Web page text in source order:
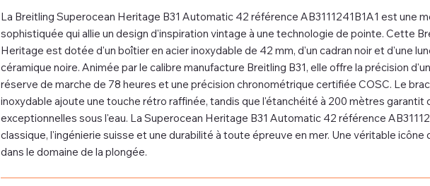
La Breitling Superocean Heritage B31 Automatic 42 référence AB3111241B1A1 est une
sophistiquée qui allie un design d'inspiration vintage à une technologie de pointe. Cette
Heritage est dotée d'un boîtier en acier inoxydable de 42 mm, d'un cadran noir et d'une
céramique noire. Animée par le calibre manufacture Breitling B31, elle offre la précision
réserve de marche de 78 heures et une précision chronométrique certifiée COSC. Le
inoxydable ajoute une touche rétro raffinée, tandis que l'étanchéité à 200 mètres garantit
exceptionnelles sous l'eau. La Superocean Heritage B31 Automatic 42 référence
classique, l'ingénierie suisse et une durabilité à toute épreuve en mer. Une véritable icône
dans le domaine de la plongée.